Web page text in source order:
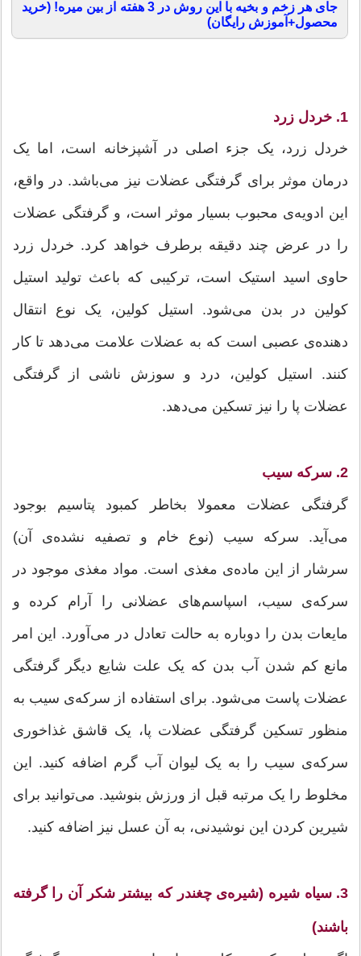
جای هر زخم و بخیه با این روش در 3 هفته از بین میره! (خرید
محصول+آموزش رایگان)
1. خردل زرد
خردل زرد، یک جزء اصلی در آشپزخانه است، اما یک
درمان موثر برای گرفتگی عضلات نیز می‌باشد. در واقع،
این ادویه‌ی محبوب بسیار موثر است، و گرفتگی عضلات
را در عرض چند دقیقه برطرف خواهد کرد. خردل زرد
حاوی اسید استیک است، ترکیبی که باعث تولید استیل
کولین در بدن می‌شود. استیل کولین، یک نوع انتقال
دهنده‌ی عصبی است که به عضلات علامت می‌دهد تا کار
کنند. استیل کولین، درد و سوزش ناشی از گرفتگی
عضلات پا را نیز تسکین می‌دهد.
2. سرکه سیب
گرفتگی عضلات معمولا بخاطر کمبود پتاسیم بوجود
می‌آید. سرکه سیب (نوع خام و تصفیه نشده‌ی آن)
سرشار از این ماده‌ی مغذی است. مواد مغذی موجود در
سرکه‌ی سیب، اسپاسم‌های عضلانی را آرام کرده و
مایعات بدن را دوباره به حالت تعادل در می‌آورد. این امر
مانع کم شدن آب بدن که یک علت شایع دیگر گرفتگی
عضلات پاست می‌شود. برای استفاده از سرکه‌ی سیب به
منظور تسکین گرفتگی عضلات پا، یک قاشق غذاخوری
سرکه‌ی سیب را به یک لیوان آب گرم اضافه کنید. این
مخلوط را یک مرتبه قبل از ورزش بنوشید. می‌توانید برای
شیرین کردن این نوشیدنی، به آن عسل نیز اضافه کنید.
3. سیاه شیره (شیره‌ی چغندر که بیشتر شکر آن را گرفته
باشند)